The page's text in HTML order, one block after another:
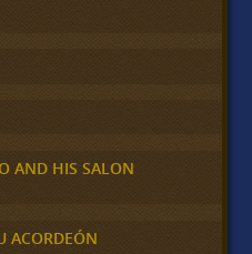
AND HIS SALON
ACORDEÓN